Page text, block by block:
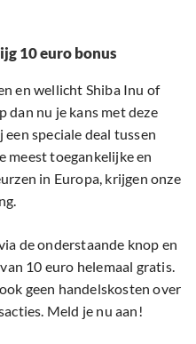
10 euro bonus
en wellicht Shiba Inu of
dan nu je kans met deze
speciale deal tussen
meest toegankelijke en
in Europa, krijgen onze
de onderstaande knop en
10 euro helemaal gratis.
geen handelskosten over
Meld je nu aan!